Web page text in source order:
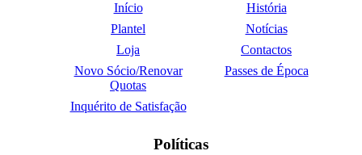
Início
História
Plantel
Notícias
Loja
Contactos
Novo Sócio/Renovar
Quotas
Passes de Época
Inquérito de Satisfação
Políticas